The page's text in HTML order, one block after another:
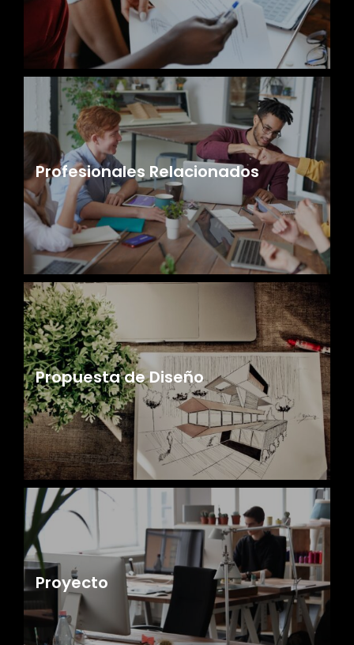
Profesionales Relacionados
Propuesta de Diseño
Proyecto